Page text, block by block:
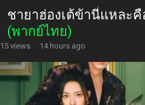
ชายาฮ่องเต้ข้านี่แหละ
(พากย์ไทย)
15 views · 14 hours ago